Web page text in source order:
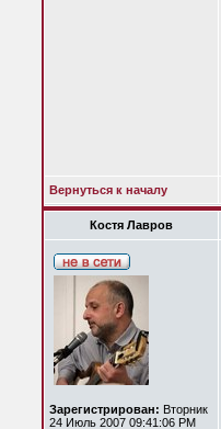
Вернуться к началу
Костя Лавров
Зарегистрирован: Вторник
24 Июль 2007 09:41:06 PM